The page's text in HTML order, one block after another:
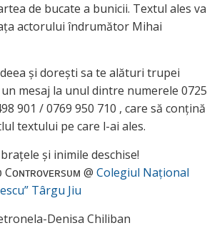
de bucate a bunicii. Textul ales va
actorului îndrumător Mihai
și dorești sa te alături trupei
mesaj la unul dintre numerele 0725
901 / 0769 950 710 , care să conțină
textului pe care l-ai ales.
și inimile deschise!
Cᴏɴᴛʀᴏᴠᴇʀsᴜᴍ @ Colegiul Național
Târgu Jiu
Denisa Chiliban